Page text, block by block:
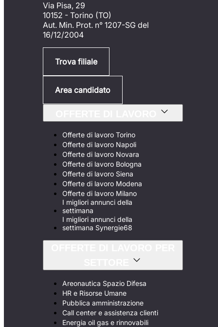
Via Pisa, 29
10152 - Torino (TO)
Aut. Min. Prot. n° 1207-SG del
16/12/2004
Trova filiale
Area candidato
Offerte di lavoro Torino
Offerte di lavoro Napoli
Offerte di lavoro Novara
Offerte di lavoro Bologna
Offerte di lavoro Siena
Offerte di lavoro Modena
Offerte di lavoro Milano
I migliori annunci della
settimana
I migliori annunci della
settimana Synergie68
Areonautica Spazio Difesa
HR e Risorse Umane
Pubblica amministrazione
Call center e assistenza clienti
Energia oil gas e rinnovabili